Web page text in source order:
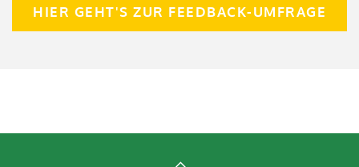
HIER GEHT'S ZUR FEEDBACK-UMFRAGE